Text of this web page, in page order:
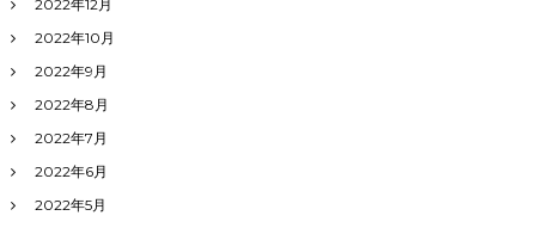
2022年12月
2022年10月
2022年9月
2022年8月
2022年7月
2022年6月
2022年5月